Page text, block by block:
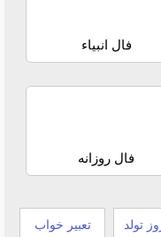
فال انبیاء
فال روزانه
تولد تعبیر خواب